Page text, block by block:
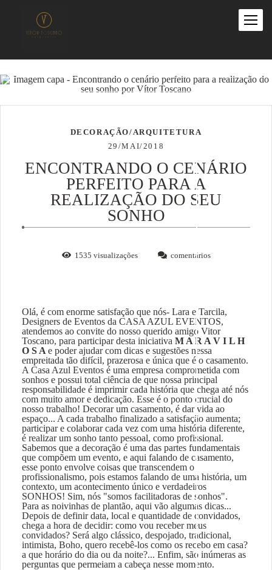
DECORAÇÃO/ARQUITETURA
29/MAI/2018
ENCONTRANDO O CENÁRIO
PERFEITO PARA A
REALIZAÇÃO DO SEU
SONHO
1535 visualizações comentários
Olá, é com enorme satisfação que nós- Lara e Tarcila,
Designers de Eventos da CASA AZUL EVENTOS,
atendemos ao convite do nosso querido amigo Vitor
Toscano, para participar desta iniciativa M A R A V I L H
O S A e poder ajudar com dicas e sugestões nessa
empreitada tão difícil, prazerosa e única que é o casamento.
A Casa Azul Eventos é uma empresa comprometida com
sonhos e possui total ciência de que nossa principal
responsabilidade é imprimir cada história que chega até nós
com muito amor e dedicação. Esse é o ponto crucial do
nosso trabalho! Decorar um casamento, é dar vida ao
espaço... A cada trabalho finalizado a satisfação aumenta;
participar e colaborar cada vez com uma história diferente,
é realizar um sonho tanto pessoal, como profissional.
Sabemos que a decoração é uma das partes fundamentais
que compõem um evento, e aqui falando de casamento,
esse ponto envolve coisas que transcendem o
profissionalismo, pois estamos falando de uma história, um
contexto, um acontecimento único e verdadeiros
SONHOS! Sim, nós "somos facilitadoras de sonhos".
Para as noivinhas de plantão, aqui vão algumas dicas...
Depois de definir data, local e quantidade de convidados,
chega a hora de decidir: como vou receber meus
convidados? Será algo clássico, despojado, tradicional,
intimista, Boho, quero recebê-los como os recebo em casa?
a que horário do dia ou da noite?... Enfim, são inúmeras as
perguntas que permeiam a cabeça nesse momento.